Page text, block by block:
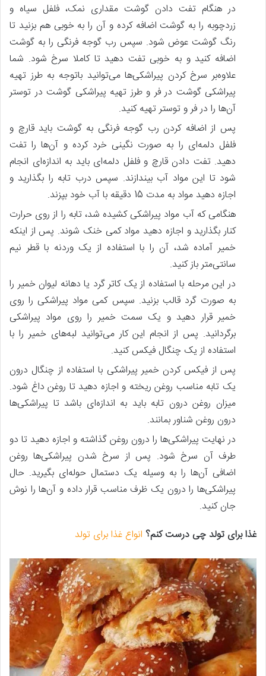
در هنگام تفت دادن گوشت مقداری نمک، فلفل سیاه و
زردچوبه را به گوشت اضافه کرده و آن را به خوبی هم بزنید تا
رنگ گوشت عوض شود. سپس رب گوجه فرنگی را به گوشت
اضافه کنید و به خوبی تفت دهید تا کاملا سرخ شود. شما
علاوه‌‌بر سرخ کردن پیراشکی‌ها می‌توانید باتوجه به طرز تهیه
پیراشکی گوشت در فر و طرز تهیه پیراشکی گوشت در توستر
آن‌ها را در فر و توستر تهیه کنید.
پس از اضافه کردن رب گوجه فرنگی به گوشت باید قارچ و
فلفل دلمه‌ای را به صورت نگینی خرد کرده و آن‌ها را تفت
دهید. تفت دادن قارچ و فلفل دلمه‌ای باید به اندازه‌ای انجام
شود تا این مواد آب بیندازند. سپس درب تابه را بگذارید و
اجازه دهید مواد به مدت 15 دقیقه با آب خود بپزند.
هنگامی که آب مواد پیراشکی کشیده شد، تابه را از روی حرارت
کنار بگذارید و اجازه دهید مواد کمی خنک شوند. پس از اینکه
خمیر آماده شد، آن را با استفاده از یک وردنه با قطر نیم
سانتی‌متر باز کنید.
در این مرحله با استفاده از یک کاتر گرد یا دهانه لیوان خمیر را
به صورت گرد قالب بزنید. سپس کمی مواد پیراشکی را روی
خمیر قرار دهید و یک سمت خمیر را روی مواد پیراشکی
برگردانید. پس از انجام این کار می‌توانید لبه‌های خمیر را با
استفاده از یک چنگال فیکس کنید.
پس از فیکس کردن خمیر پیراشکی با استفاده از چنگال درون
یک تابه مناسب روغن ریخته و اجازه دهید تا روغن داغ شود.
میزان روغن درون تابه باید به اندازه‌ای باشد تا پیراشکی‌ها
درون روغن شناور بمانند.
در نهایت پیراشکی‌ها را درون روغن گذاشته و اجازه دهید تا دو
طرف آن سرخ شود. پس از سرخ شدن پیراشکی‌ها روغن
اضافی آن‌ها را به وسیله یک دستمال حوله‌ای بگیرید. حال
پیراشکی‌ها را درون یک ظرف مناسب قرار داده و آن‌ها را نوش
جان کنید.
غذا برای تولد چی درست کنم؟ انواع غذا برای تولد